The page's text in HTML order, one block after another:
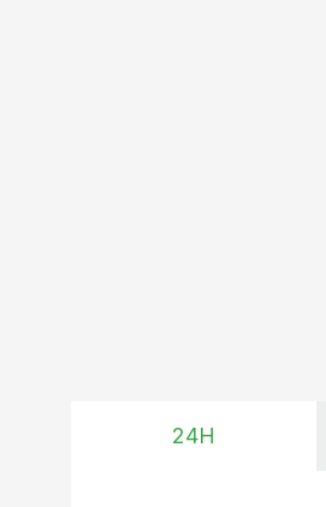
24H